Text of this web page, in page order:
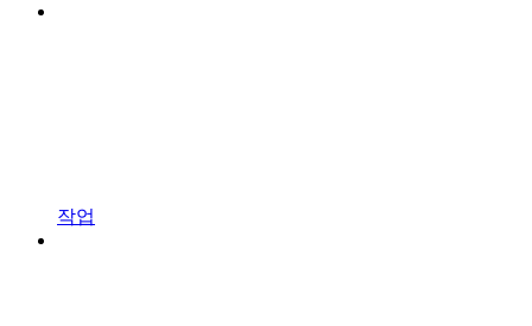
작업